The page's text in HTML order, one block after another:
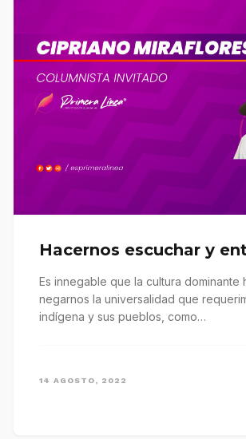
Hacernos escuchar y
Es innegable que la cultura dominante
negarnos la universalidad que
indígena y sus pueblos, como…
14 AGOSTO, 2022